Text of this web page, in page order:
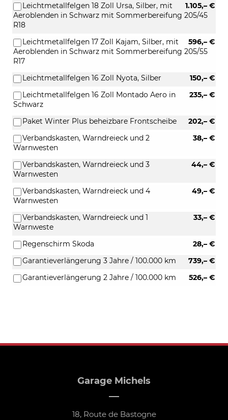
1.105,– €
Leichtmetallfelgen 18 Zoll Ursa, Silber, mit
Aeroblenden in Schwarz mit Sommerbereifung 205/45
R18
596,– €
Leichtmetallfelgen 17 Zoll Kajam, Silber, mit
Aeroblenden in Schwarz mit Sommerbereifung 205/55
R17
150,– €
Leichtmetallfelgen 16 Zoll Nyota, Silber
235,– €
Leichtmetallfelgen 16 Zoll Montado Aero in
Schwarz
202,– €
Paket Winter Plus beheizbare Frontscheibe
38,– €
Verbandskasten, Warndreieck und 2
Warnwesten
44,– €
Verbandskasten, Warndreieck und 3
Warnwesten
49,– €
Verbandskasten, Warndreieck und 4
Warnwesten
33,– €
Verbandskasten, Warndreieck und 1
Warnweste
28,– €
Regenschirm Skoda
739,– €
Garantieverlängerung 3 Jahre / 100.000 km
526,– €
Garantieverlängerung 2 Jahre / 100.000 km
Garage Michels
18, Route de Bastogne